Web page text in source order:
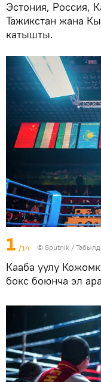
Эстония, Россия,
Тажикстан жана
катышты.
1 /14 © Sputnik /
Кааба уулу
бокс боюнча эл